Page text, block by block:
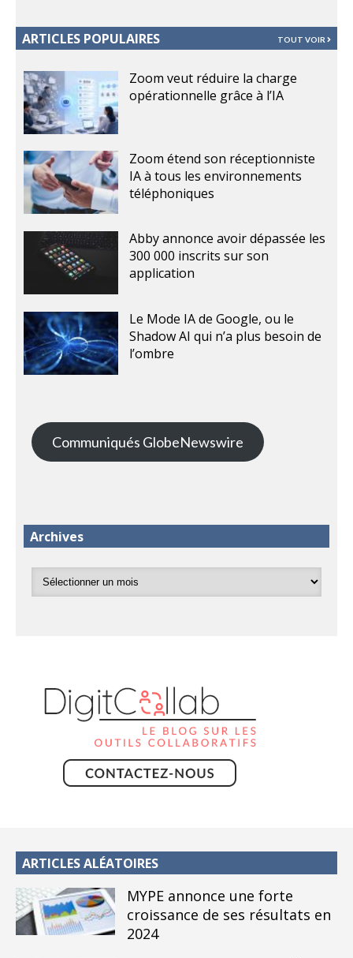
ARTICLES POPULAIRES TOUT VOIR
Zoom veut réduire la charge
opérationnelle grâce à l’IA
Zoom étend son réceptionniste
IA à tous les environnements
téléphoniques
Abby annonce avoir dépassée les
300 000 inscrits sur son
application
Le Mode IA de Google, ou le
Shadow AI qui n’a plus besoin de
l’ombre
Communiqués GlobeNewswire
Archives
ARTICLES ALÉATOIRES
MYPE annonce une forte
croissance de ses résultats en
2024